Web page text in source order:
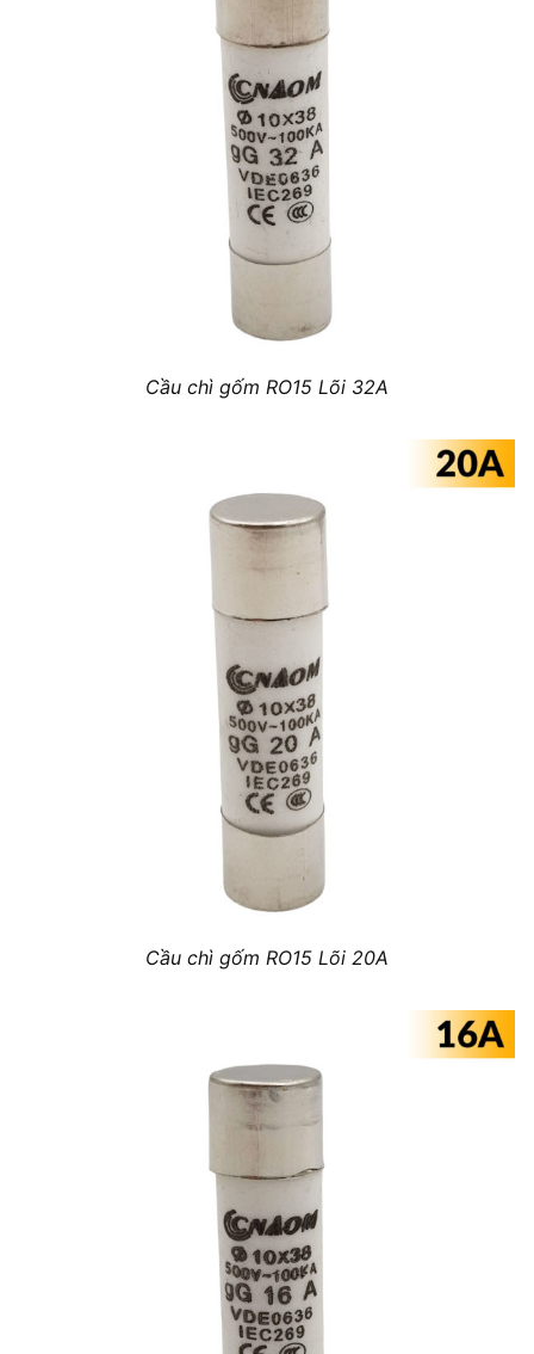
Cầu chì gốm RO15 Lõi 32A
Cầu chì gốm RO15 Lõi 20A